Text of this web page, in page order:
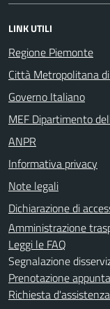
LINK UTILI
Regione Piemonte
Città Metropolitana
Governo Italiano
MEF Dipartimento
ANPR
Informativa privacy
Note legali
Dichiarazione di
Amministrazione
Leggi le FAQ
Segnalazione
Prenotazione
Richiesta d'assistenza